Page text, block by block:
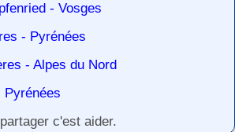
- Vosges
- Pyrénées
- Alpes du Nord
Pyrénées
partager c'est aider.